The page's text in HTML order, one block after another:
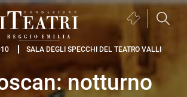
Fondazione
Teatri
Reggio
Biglietteria
apre
in
una
SALA DEGLI SPECCHI DEL TEATRO VALLI
notturno